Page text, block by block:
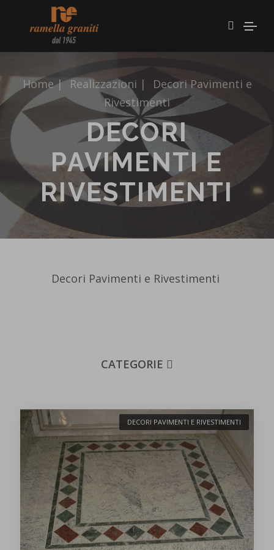
Home | Realizzazioni |
Decori Pavimenti e
Rivestimenti
DECORI
PAVIMENTI E
RIVESTIMENTI
Decori Pavimenti e Rivestimenti
CATEGORIE
DECORI PAVIMENTI E RIVESTIMENTI